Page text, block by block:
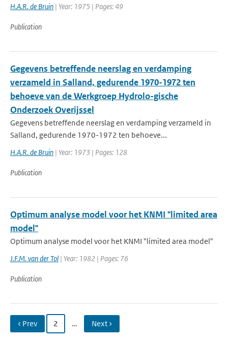
H.A.R. de Bruin | Year: 1975 | Pages: 49
Publication
Gegevens betreffende neerslag en verdamping
verzameld in Salland, gedurende 1970-1972 ten
behoeve van de Werkgroep Hydrolo-gische
Onderzoek Overijssel
Gegevens betreffende neerslag en verdamping verzameld in
Salland, gedurende 1970-1972 ten behoeve...
H.A.R. de Bruin | Year: 1973 | Pages: 128
Publication
Optimum analyse model voor het KNMI "limited area
model"
Optimum analyse model voor het KNMI "limited area model"
J.F.M. van der Tol | Year: 1982 | Pages: 76
Publication
‹ Prev 2 … Next ›